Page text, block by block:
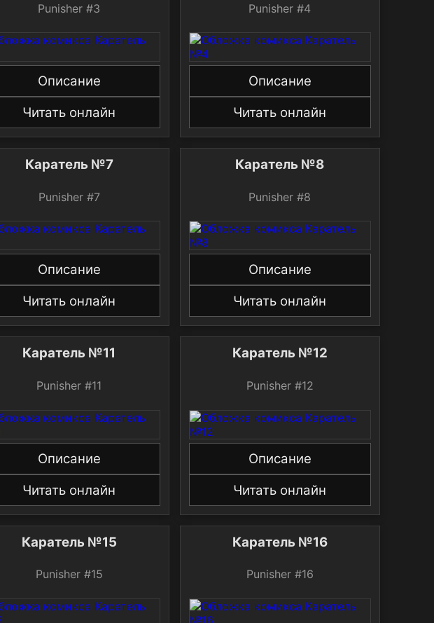
Punisher #3
Описание
Читать онлайн
Punisher #4
Описание
Читать онлайн
Каратель №7
Punisher #7
Описание
Читать онлайн
Каратель №8
Punisher #8
Описание
Читать онлайн
Каратель №11
Punisher #11
Описание
Читать онлайн
Каратель №12
Punisher #12
Описание
Читать онлайн
Каратель №15
Punisher #15
Каратель №16
Punisher #16